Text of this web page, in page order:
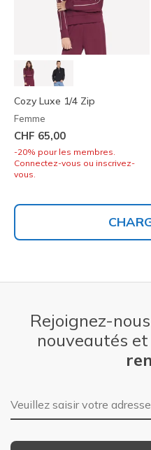
Cozy Luxe 1/4 Zip
Femme
CHF 65,00
-20% pour les membres.
Connectez-vous ou inscrivez-
vous.
Rejoignez-
nouveautés
Adresse e-mail